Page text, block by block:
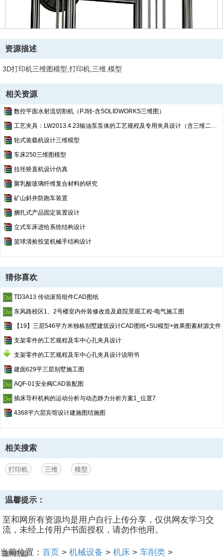
资源描述
3D打印机三维图模型,打印机,三维,模型
相关资源
数控平面水射流切割机（PJ转-含SOLIDWORKS三维图）
工艺夹具：LW2013.4.23输油泵泵体的工艺规程及专用夹具设计（含三维二维工艺卡）
轮式装载机设计三维模型
车床250三维图模型
拉坯矫直机设计仿真
聚乳酸玻璃纤维复合材料的研究
矿山斜井防跑车装置
捆扎式产品固定装置设计
立式车床进给系统结构设计
篮球清捡投篮机械手结构设计
猜你喜欢
TD3A13 传动滚筒组件CAD图纸
东风路校区1、2号楼室内外装修改造及庭院景观工程-电气施工图
【19】三层546平方米独栋别墅建筑设计CAD图纸+SU模型+效果图素材源文件
支架零件的工艺规程及车中心孔夹具设计
支架零件的工艺规程及车中心孔夹具设计说明书
建面629平三层别墅施工图
AQF-01安全阀CAD装配图
插床导杆机构的运动分析与动态静力分析方案1_位置7
4368平六层宾馆设计建施图结施图
相关搜索
打印机 三维 模型
温馨提示：
至和网所有资源均是用户自行上传分享，仅供网友学习交
流，未经上传用户书面授权，请勿作他用。
当前位置： 首页 > 机械设备 > 机床 > 车削类 >